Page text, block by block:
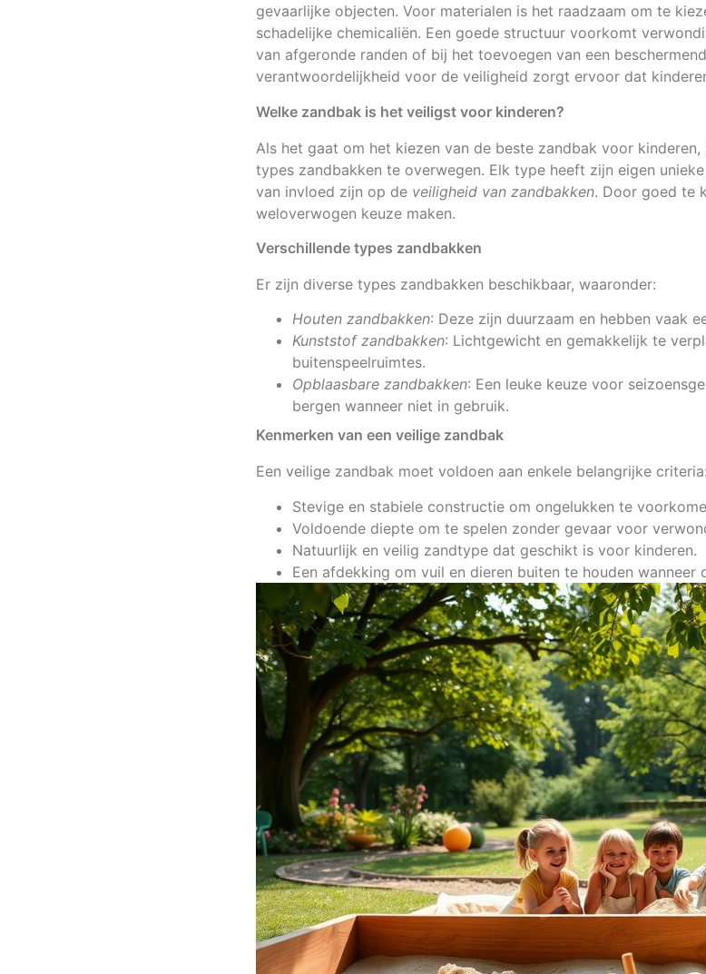
gevaarlijke objecten. Voor materialen is het raadzaam om te
schadelijke chemicaliën. Een goede structuur voorkomt
van afgeronde randen of bij het toevoegen van een
verantwoordelijkheid voor de veiligheid zorgt ervoor dat
Welke zandbak is het veiligst voor kinderen?
Als het gaat om het kiezen van de beste zandbak voor
types zandbakken te overwegen. Elk type heeft zijn eigen
van invloed zijn op de veiligheid van zandbakken. Door goed te
weloverwogen keuze maken.
Verschillende types zandbakken
Er zijn diverse types zandbakken beschikbaar, waaronder:
Houten zandbakken: Deze zijn duurzaam en hebben vaak
Kunststof zandbakken: Lichtgewicht en gemakkelijk te
buitenspeelruimtes.
Opblaasbare zandbakken: Een leuke keuze voor
bergen wanneer niet in gebruik.
Kenmerken van een veilige zandbak
Een veilige zandbak moet voldoen aan enkele belangrijke criteria:
Stevige en stabiele constructie om ongelukken te
Voldoende diepte om te spelen zonder gevaar voor
Natuurlijk en veilig zandtype dat geschikt is voor kinderen.
Een afdekking om vuil en dieren buiten te houden wanneer